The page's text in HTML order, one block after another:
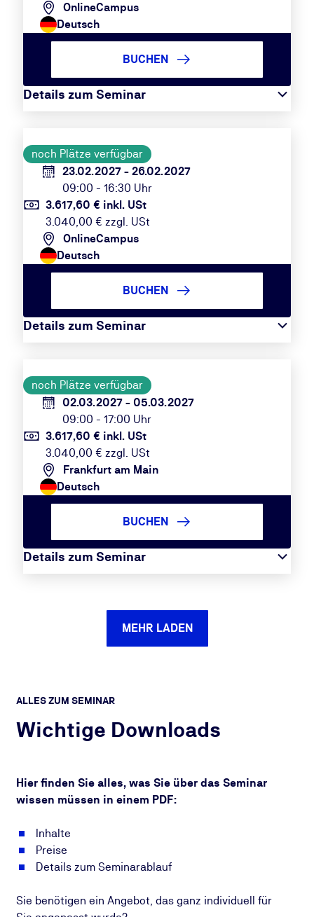
OnlineCampus
Deutsch
Details zum Seminar
BUCHEN
noch Plätze verfügbar
23.02.2027 - 26.02.2027
09:00 - 16:30 Uhr
3.617,60 € inkl. USt
3.040,00 € zzgl. USt
OnlineCampus
Deutsch
Details zum Seminar
BUCHEN
noch Plätze verfügbar
02.03.2027 - 05.03.2027
09:00 - 17:00 Uhr
3.617,60 € inkl. USt
3.040,00 € zzgl. USt
Frankfurt am Main
Deutsch
Details zum Seminar
BUCHEN
MEHR LADEN
ALLES ZUM SEMINAR
Wichtige Downloads
Hier finden Sie alles, was Sie über das Seminar
wissen müssen in einem PDF:
Inhalte
Preise
Details zum Seminarablauf
Sie benötigen ein Angebot, das ganz individuell für